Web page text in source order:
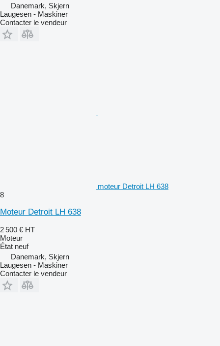
Danemark, Skjern
Laugesen - Maskiner
Contacter le vendeur
moteur Detroit LH 638
8
Moteur Detroit LH 638
2 500 € HT
Moteur
État neuf
Danemark, Skjern
Laugesen - Maskiner
Contacter le vendeur